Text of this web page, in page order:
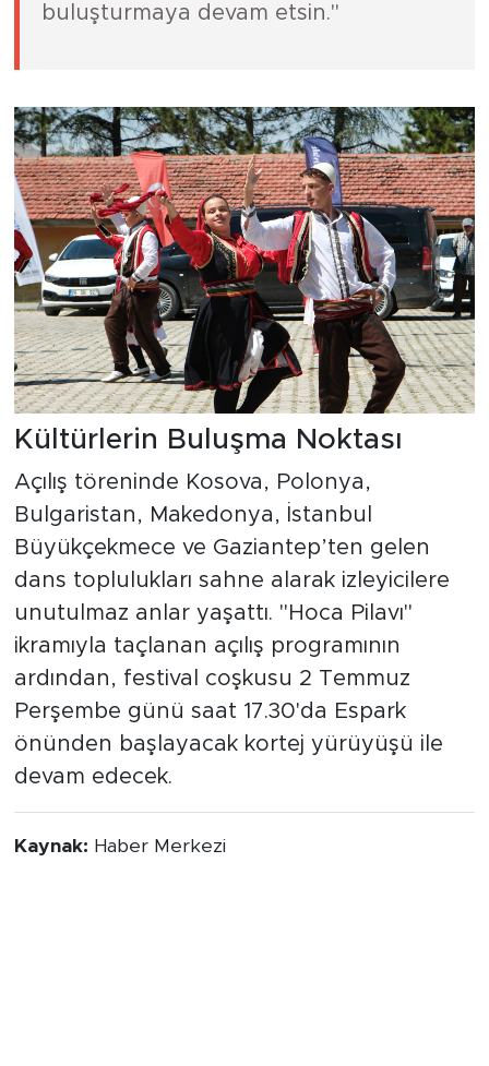
buluşturmaya devam etsin."
Kültürlerin Buluşma Noktası
Açılış töreninde Kosova, Polonya,
Bulgaristan, Makedonya, İstanbul
Büyükçekmece ve Gaziantep’ten gelen
dans toplulukları sahne alarak izleyicilere
unutulmaz anlar yaşattı. "Hoca Pilavı"
ikramıyla taçlanan açılış programının
ardından, festival coşkusu 2 Temmuz
Perşembe günü saat 17.30'da Espark
önünden başlayacak kortej yürüyüşü ile
devam edecek.
Kaynak: Haber Merkezi